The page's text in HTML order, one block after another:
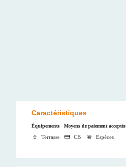
Caractéristiques
Équipements
Terrasse
Moyens de paiement acceptés
CB Espèces